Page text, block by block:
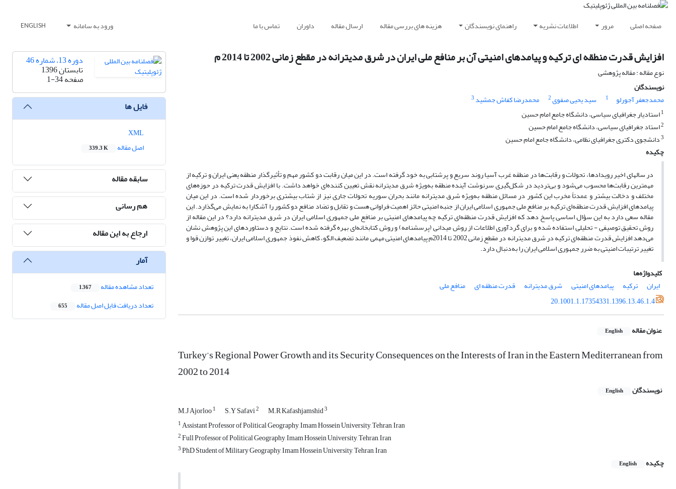
صفحه اصلی مرور اطلاعات نشریه راهنمای نویسندگان هزینه های بررسی مقاله ارسال مقاله داوران تماس با ما ورود به سامانه ENGLISH
افزایش قدرت منطقه ای ترکیه و پیامدهای امنیتی آن بر منافع ملی ایران در شرق مدیترانه در مقطع زمانی 2002 تا 2014 م
نوع مقاله : مقاله پژوهشی
نویسندگان
محمدجعفر آجورلو
1 سید یحیی صفوی2 محمدرضا کفاش جمشید 3
1استادیار جغرافیای سیاسی، دانشگاه جامع امام حسین
2استاد جغرافیای سیاسی، دانشگاه جامع امام حسین
3دانشجوی دکتری جغرافیای نظامی، دانشگاه جامع امام حسین
چکیده
در سالهای اخیر رویدادها، تحولات و رقابت‌ها در منطقه غرب آسیا روند سریع و پرشتابی به خود گرفته است. در این میان رقابت دو کشور مهم و تأثیرگذار منطقه یعنی ایران و ترکیه از
مهمترین رقابت‌ها محسوب می‌شود و بی‌تردید در شکل‌گیری سرنوشت آینده منطقه به‌ویژه شرق مدیترانه نقش تعیین کننده‌ای خواهد داشت. با افزایش قدرت ترکیه در حوزه‌های
مختلف و دخالت بیشتر و عمدتاً مخرب این کشور در مسائل منطقه به‌ویژه شرق مدیترانه مانند بحران سوریه تحولات جاری نیز از شتاب بیشتری برخوردار شده است. در این میان
پیامدهای افزایش قدرت منطقه‌ای ترکیه بر منافع ملی جمهوری اسلامی ایران از جنبه امنیتی حائز اهمیت فراوانی هست و تقابل و تضاد منافع دو کشور را آشکارا به نمایش می‌گذارد. این
مقاله سعی دارد به این سؤال اساسی پاسخ دهد که افزایش قدرت منطقه‌ای ترکیه چه پیامدهای امنیتی بر منافع ملی جمهوری اسلامی ایران در شرق مدیترانه دارد؟ در این مقاله از
روش تحقیق توصیفی - تحلیلی استفاده شده و برای گردآوری اطلاعات از روش میدانی (پرسشنامه) و روش کتابخانه‌ای بهره گرفته شده است. نتایج و دستاوردهای این پژوهش نشان
می‌دهد افزایش قدرت منطقه‌ای ترکیه در شرق مدیترانه در مقطع زمانی 2002 تا 2014م پیامدهای امنیتی مهمی مانند تضعیف الگو، کاهش نفوذ جمهوری اسلامی ایران، تغییر توازن قوا و
تغییر ترتیبات امنیتی به ضرر جمهوری اسلامی ایران را به‌دنبال دارد.
کلیدواژه‌ها
ایران
ترکیه پیامدهای امنیتی شرق مدیترانه قدرت منطقه ای
منافع ملی
20.1001.1.17354331.1396.13.46.1.4
عنوان مقاله English
Turkey’s Regional Power Growth and its Security Consequences on the Interests of Iran in the Eastern Mediterranean from
2002 to 2014
نویسندگان English
M.J Ajorloo1 S.Y Safavi2 M.R Kafashjamshid3
1Assistant Professor of Political Geography, Imam Hossein University, Tehran, Iran
2Full Professor of Political Geography, Imam Hossein University, Tehran, Iran
3PhD Student of Military Geography, Imam Hossein University, Tehran, Iran
چکیده
English
دوره 13، شماره 46
تابستان 1396
صفحه1-34
فایل ها
اصل مقاله
339.3 K
سابقه مقاله
هم رسانی
ارجاع به این مقاله
آمار
تعداد مشاهده مقاله 1,367
تعداد دریافت فایل اصل مقاله 655